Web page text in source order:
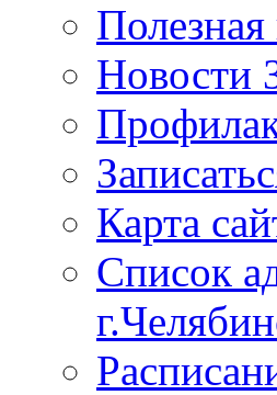
Карта
Список